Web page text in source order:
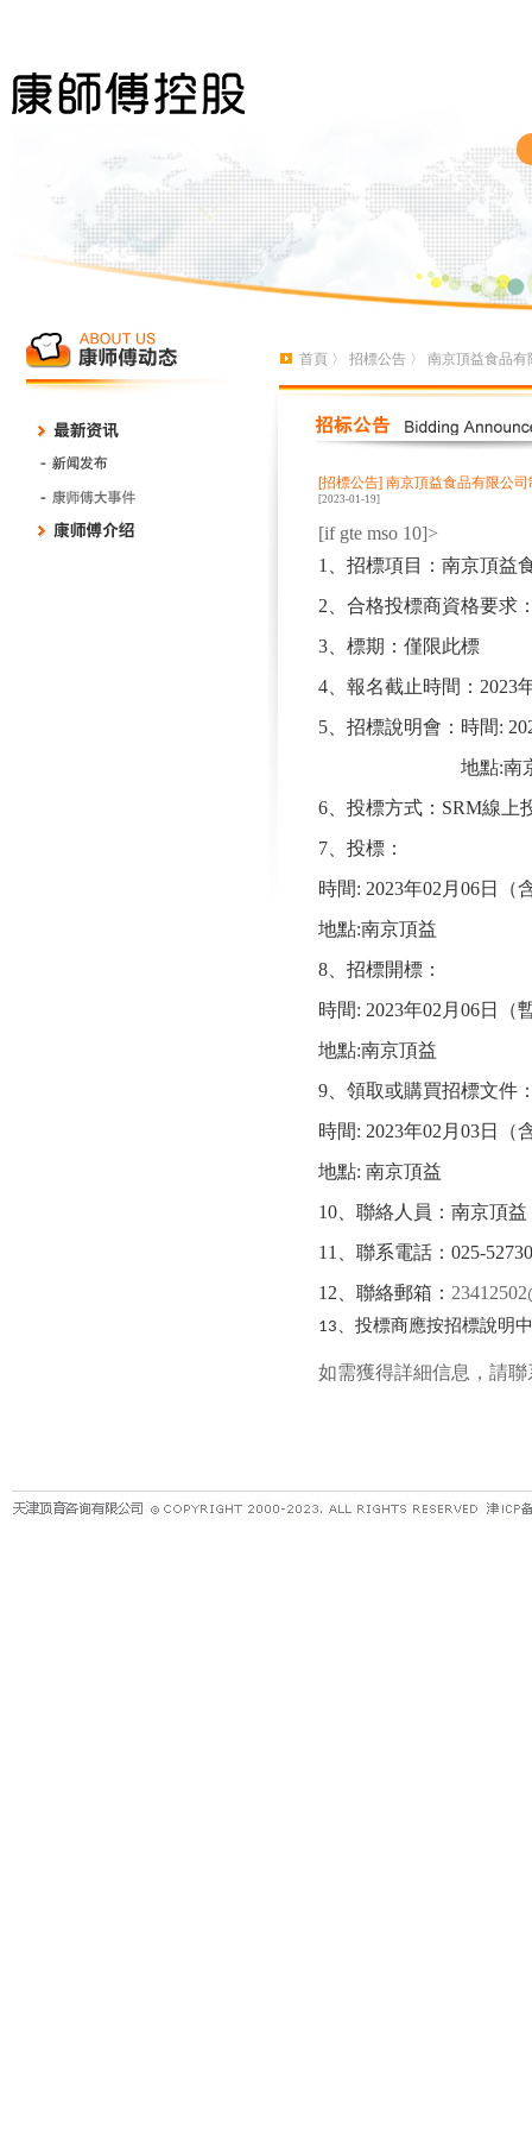
首頁 〉 招標公告 〉 南京頂益食品
[招標公告] 南京頂益食品有限公
[2023-01-19]
[if gte mso 10]>
1
、招標項目： 南京頂益
2 、合格投標商資格要求
3
標期：僅限此標
4 、報名截止時間： 2023
5 、招標說明會：時間:
地點:南
6 、投標方式： SRM線上
7 、投標：
時間: 2023年02 月 06日（
地點:南京頂益
8 、招標開標：
時間: 2023年02 月 06日（
地點:南京頂益
9 、領取或購買招標文件
時間: 2023年02 月 03日（
地點: 南京頂益
10 、聯絡人員：南京頂益
11
、聯系電話： 025-
12 、聯絡郵箱：
13 、投標商應按招標說明
如需獲得詳細信息，請聯